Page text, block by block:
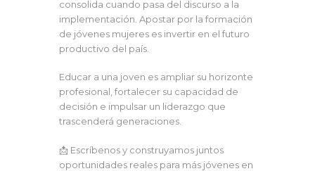
consolida cuando pasa del discurso a la
implementación. Apostar por la formación
de jóvenes mujeres es invertir en el futuro
productivo del país.
Educar a una joven es ampliar su horizonte
profesional, fortalecer su capacidad de
decisión e impulsar un liderazgo que
trascenderá generaciones.
📩 Escríbenos y construyamos juntos
oportunidades reales para más jóvenes en